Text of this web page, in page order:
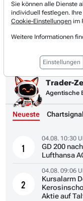
Trader-
Agentische
Neueste
1
04.08. 10:30
GD 200
Lufthansa
2
04.08. 09:06
Kursalarm
Aktie auf
Sie können alle Dienste
individuell festlegen.
Cookie-Einstellungen im
Weitere Informationen
Einstellungen